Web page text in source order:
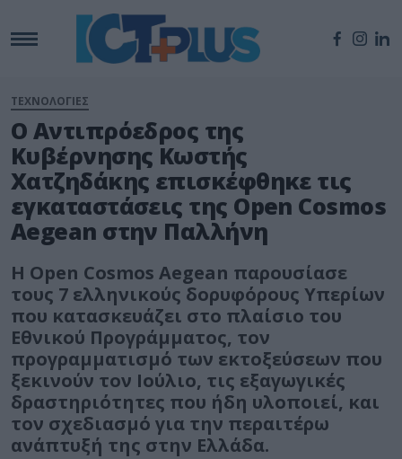
ΤΕΧΝΟΛΟΓΙΕΣ
Ο Αντιπρόεδρος της
Κυβέρνησης Κωστής
Χατζηδάκης επισκέφθηκε τις
εγκαταστάσεις της Open Cosmos
Aegean στην Παλλήνη
Η Open Cosmos Aegean παρουσίασε
τους 7 ελληνικούς δορυφόρους Υπερίων
που κατασκευάζει στο πλαίσιο του
Εθνικού Προγράμματος, τον
προγραμματισμό των εκτοξεύσεων που
ξεκινούν τον Ιούλιο, τις εξαγωγικές
δραστηριότητες που ήδη υλοποιεί, και
τον σχεδιασμό για την περαιτέρω
ανάπτυξή της στην Ελλάδα.